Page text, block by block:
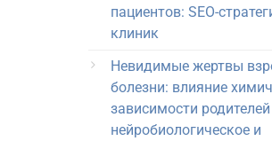
пациентов: SEO-
клиник
Невидимые жертвы
болезни: влияние
зависимости
нейробиологическое и